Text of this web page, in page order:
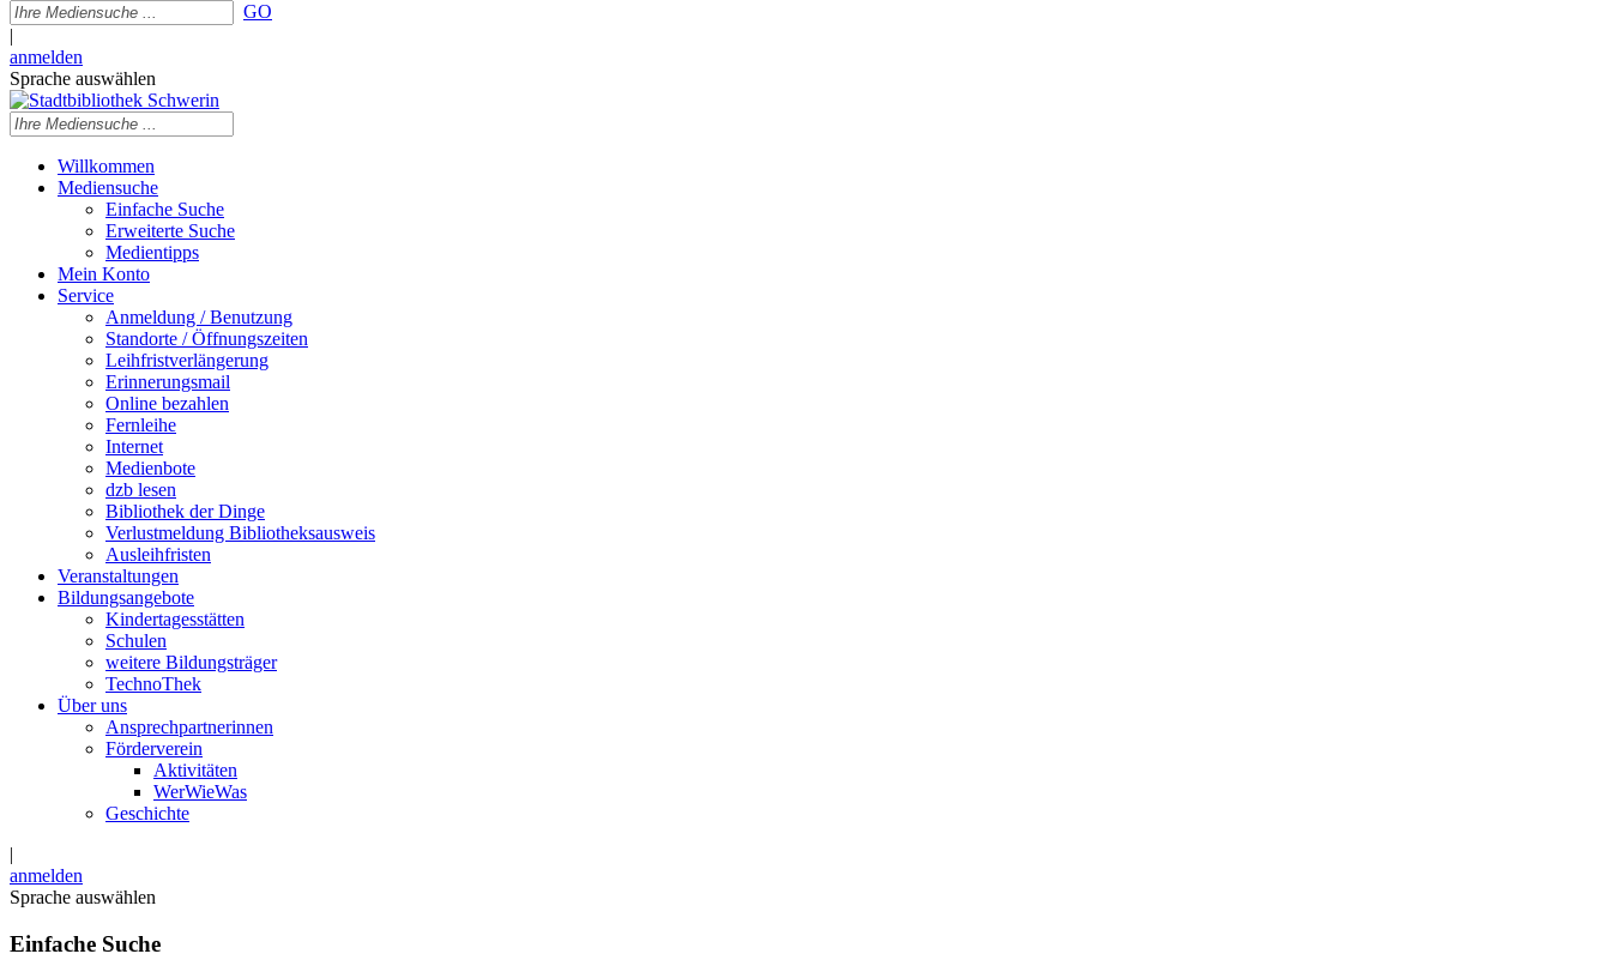
GO
|
anmelden
Sprache auswählen
Willkommen
Mediensuche
Einfache Suche
Erweiterte Suche
Medientipps
Mein Konto
Service
Anmeldung / Benutzung
Standorte / Öffnungszeiten
Leihfristverlängerung
Erinnerungsmail
Online bezahlen
Fernleihe
Internet
Medienbote
dzb lesen
Bibliothek der Dinge
Verlustmeldung Bibliotheksausweis
Ausleihfristen
Veranstaltungen
Bildungsangebote
Kindertagesstätten
Schulen
weitere Bildungsträger
TechnoThek
Über uns
Ansprechpartnerinnen
Förderverein
Aktivitäten
WerWieWas
Geschichte
|
anmelden
Sprache auswählen
Einfache Suche